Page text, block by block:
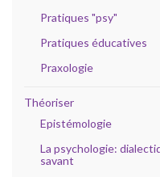
Pratiques "psy"
Pratiques éducatives
Praxologie
Théoriser
Epistémologie
La psychologie:
savant